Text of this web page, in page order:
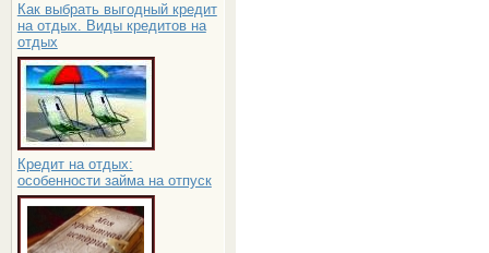
Как выбрать выгодный кредит
на отдых. Виды кредитов на
отдых
Кредит на отдых:
особенности займа на отпуск